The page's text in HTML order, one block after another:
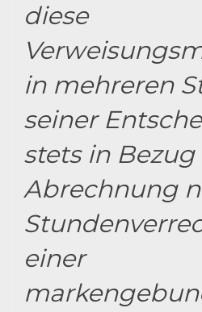
diese
in mehreren
seiner
stets in
Abrechnung
einer